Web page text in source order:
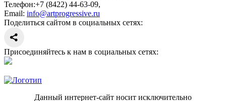
Телефон:+7 (8422) 44-63-09,
Email: info@artprogressive.ru
Поделиться сайтом в социальных сетях:
Присоединяйтесь к нам в социальных сетях:
Данный интернет-сайт носит исключительно